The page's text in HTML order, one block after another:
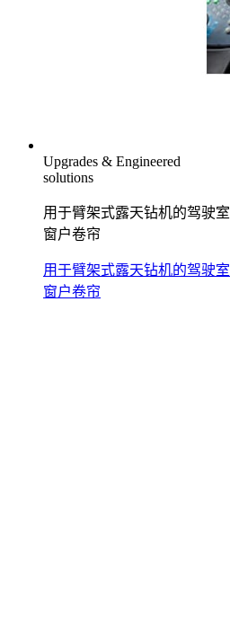
Upgrades & Engineered
solutions
用于臂架式露天钻机的驾驶室
窗户卷帘
用于臂架式露天钻机的驾驶室
窗户卷帘